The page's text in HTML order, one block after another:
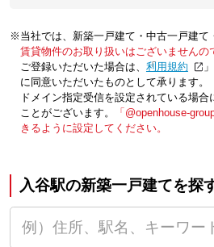
※当社では、新築一戸建て・中古一戸建て
賃貸物件のお取り扱いはございませんの
ご登録いただいた場合は、「利用規約
に同意いただいたものとして承ります。
ドメイン指定受信を設定されている場
ことがございます。
「@openhouse-
きるように設定してください。
入谷駅の新築一戸建てを探